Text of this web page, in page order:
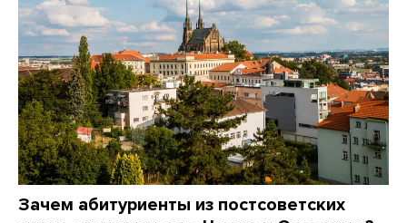
Зачем абитуриенты из постсоветских